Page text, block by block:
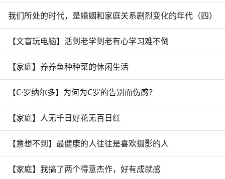
我们所处的时代，是婚姻和家庭关系剧烈变化的年代（四）
【文盲玩电脑】活到老学到老有心学习难不倒
【家庭】养养鱼种种菜的休闲生活
【C·罗纳尔多】为何为C罗的告别而伤感？
【家庭】人无千日好花无百日红
【意想不到】最健康的人往往是喜欢摄影的人
【家庭】我搞了两个得意杰作，好有成就感